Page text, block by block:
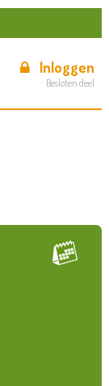
Inloggen
Besloten deel